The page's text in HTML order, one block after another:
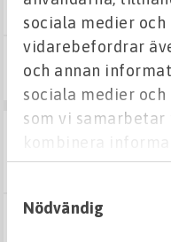
sociala medier
vidarebefordrar
och annan
sociala medier
som vi samarbetar
kombinera
information som
som de har
tjänster.
Nödvändig
133,25 kr
I LAGER